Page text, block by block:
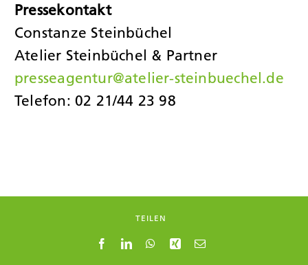
TEILEN
Pressekontakt
Constanze Steinbüchel
Atelier Steinbüchel & Partner
presseagentur@atelier-steinbuechel.de
Telefon: 02 21/44 23 98